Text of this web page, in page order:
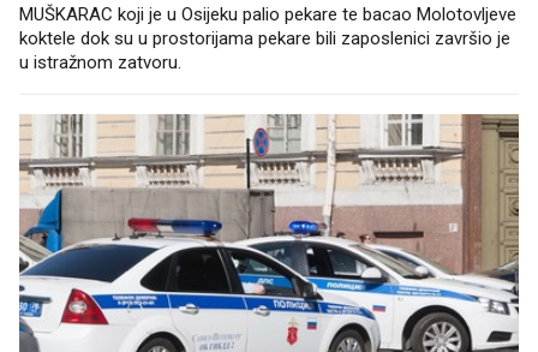
MUŠKARAC koji je u Osijeku palio pekare te bacao Molotovljeve
koktele dok su u prostorijama pekare bili zaposlenici završio je
u istražnom zatvoru.